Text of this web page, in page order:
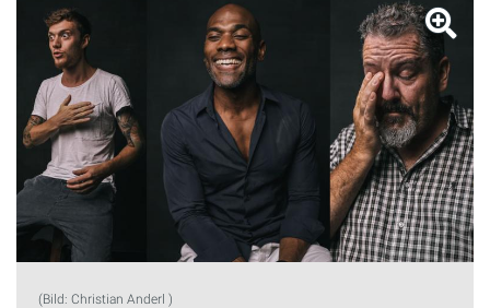
(Bild: Christian Anderl )